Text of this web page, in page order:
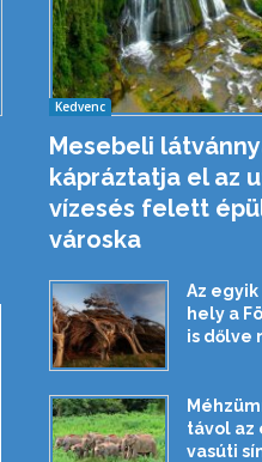
Kedvenc
Mesebeli
kápráztatja el az
vízesés felett
városka
Az
hely a
is dőlve
távol az
vasúti